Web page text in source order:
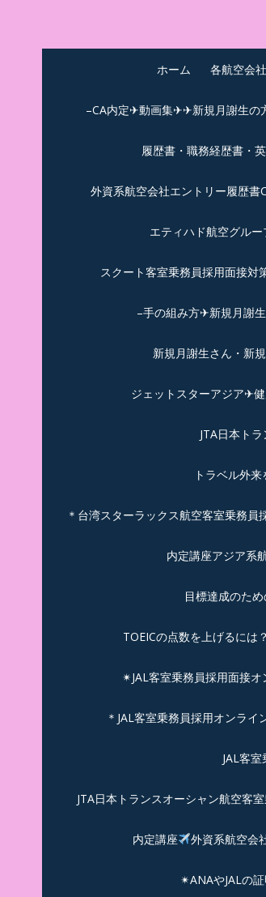
中尾享子
ホーム
各航空会
–CA内定✈動画集✈✈新規月謝生の
履歴書・職務経歴書・
外資系航空会社エントリー履歴書
エティハド航空グル
スクート客室乗務員採用面接対
–手の組み方✈新規月謝
新規月謝生さん・新
ジェットスターアジア✈︎
JTA日本ト
トラベル外
＊台湾スターラックス航空客室乗務
内定講座アジア系
目標達成のた
TOEICの点数を上げるには
✴︎JAL客室乗務員採用面接
＊JAL客室乗務員採用オンライ
JAL客
JTA日本トランスオーシャン航空客
内定講座 外資系航空会
✴︎ANAやJALの